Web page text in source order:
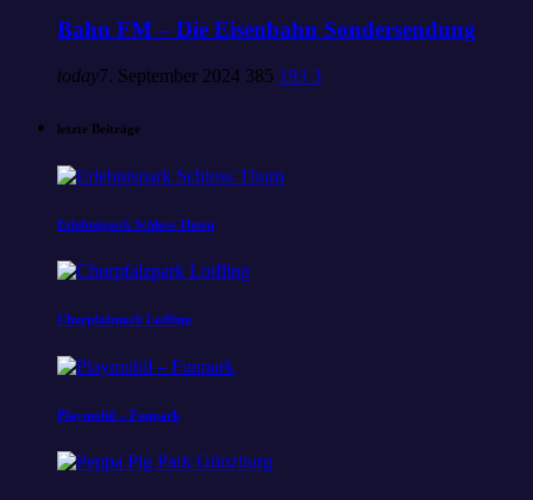
Bahn FM – Die Eisenbahn Sondersendung
today7. September 2024 385 193 3
letzte Beiträge
Erlebnispark Schloss Thurn
Churpfalzpark Loifling
Playmobil – Funpark